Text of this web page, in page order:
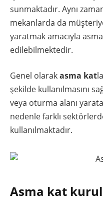
sunmaktadır. Aynı
mekanlarda da
yaratmak amacıyla
edilebilmektedir.
Genel olarakasma kat
şekilde kullanılmasını
veya oturma alanı
nedenle farklı
kullanılmaktadır.
Asma kat